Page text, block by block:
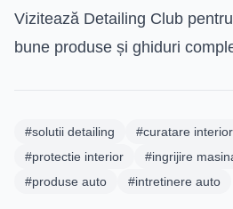
Vizitează Detailing Club
bune produse și ghiduri
#solutii detailing
#curatare
#protectie interior
#ingrijire
#produse auto
#intretinere auto